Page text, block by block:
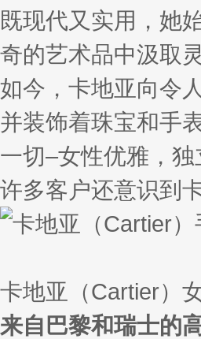
既现代又实用，她
奇的艺术品中汲取
如今，卡地亚向令
并装饰着珠宝和手
一切–女性优雅，
许多客户还意识到
卡地亚（Cartier）
来自巴黎和瑞士的